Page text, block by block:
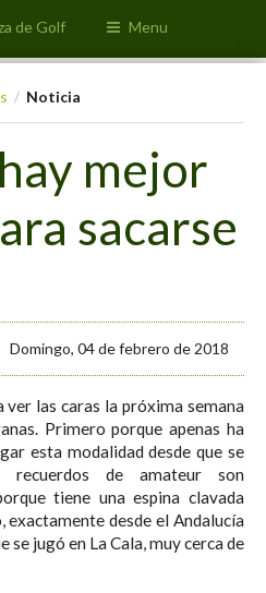
de Golf Menu
/ Noticia
mejor
sacarse
Domingo, 04 de febrero de 2018
ver las caras la próxima semana
Primero porque apenas ha
esta modalidad desde que se
de amateur son
tiene una espina clavada
exactamente desde el Andalucía
se jugó en La Cala, muy cerca de